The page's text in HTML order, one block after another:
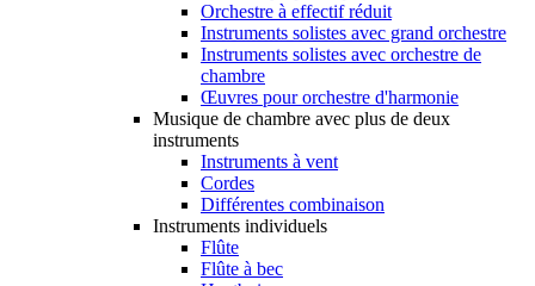
Orchestre à effectif réduit
Instruments solistes avec grand orchestre
Instruments solistes avec orchestre de
chambre
Œuvres pour orchestre d'harmonie
Musique de chambre avec plus de deux
instruments
Instruments à vent
Cordes
Différentes combinaison
Instruments individuels
Flûte
Flûte à bec